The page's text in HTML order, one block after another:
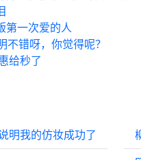
第一次爱的人
错呀，你觉得呢？
给秒了
明我的仿妆成功了